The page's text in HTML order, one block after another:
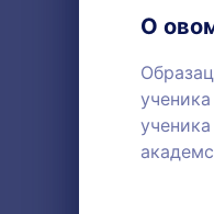
О
Обрасци за
Гласање
Обрасци за
Ревизија